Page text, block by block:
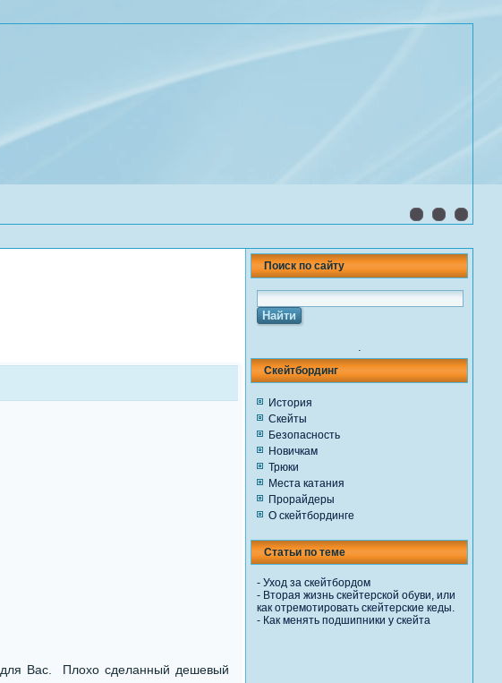
для Вас. Плохо сделанный дешевый
Поиск по сайту
.
Скейтбординг
История
Скейты
Безопасность
Новичкам
Трюки
Места катания
Прорайдеры
О скейтбординге
Статьи по теме
- Уход за скейтбордом
- Вторая жизнь скейтерской обуви, или
как отремотировать скейтерские кеды.
- Как менять подшипники у скейта